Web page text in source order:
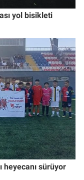
yol bisikleti
heyecanı sürüyor